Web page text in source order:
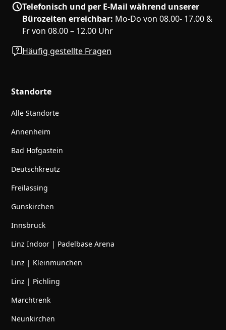
Telefonisch und per E-Mail während unserer
Bürozeiten erreichbar: Mo-Do von 08.00- 17.00 &
Fr von 08.00 – 12.00 Uhr
Häufig gestellte Fragen
Standorte
Alle Standorte
Annenheim
Bad Hofgastein
Deutschkreutz
Freilassing
Gunskirchen
Innsbruck
Linz Indoor | Padelbase Arena
Linz | Kleinmünchen
Linz | Pichling
Marchtrenk
Neunkirchen